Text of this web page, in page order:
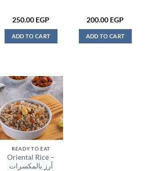
250.00 EGP
ADD TO CART
200.00 EGP
ADD TO CART
READY TO EAT
Oriental Rice –
أرز بالمكسرات